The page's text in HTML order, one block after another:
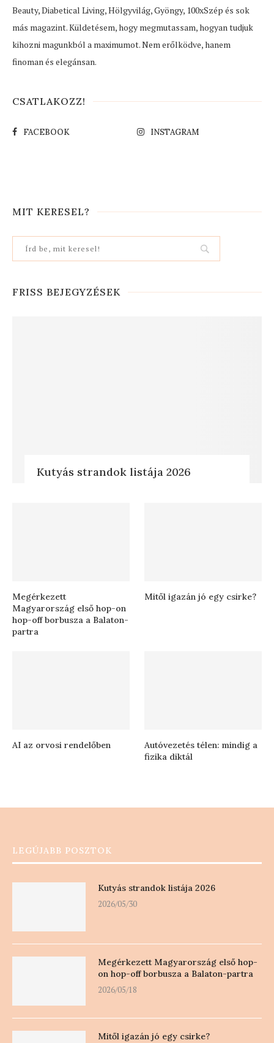
Beauty, Diabetical Living, Hölgyvilág, Gyöngy, 100xSzép és sok
más magazint. Küldetésem, hogy megmutassam, hogyan tudjuk
kihozni magunkból a maximumot. Nem erőlködve, hanem
finoman és elegánsan.
CSATLAKOZZ!
FACEBOOK INSTAGRAM
MIT KERESEL?
FRISS BEJEGYZÉSEK
Kutyás strandok listája 2026
Megérkezett
Magyarország első hop-on
hop-off borbusza a Balaton-
partra
Mitől igazán jó egy csirke?
AI az orvosi rendelőben
Autóvezetés télen: mindig a
fizika diktál
LEGÚJABB POSZTOK
Kutyás strandok listája 2026
2026/05/30
Megérkezett Magyarország első hop-
on hop-off borbusza a Balaton-partra
2026/05/18
Mitől igazán jó egy csirke?